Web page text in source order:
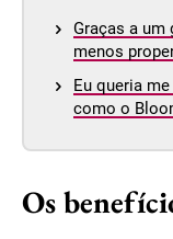
Graças a um
menos
Eu queria
como o
Os